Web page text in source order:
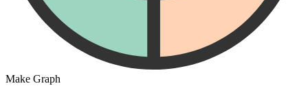
Make Graph